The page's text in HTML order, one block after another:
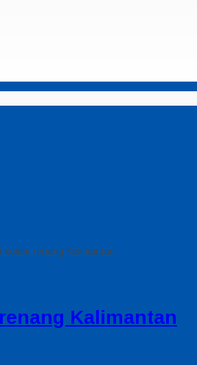
kolam renang Kalimantan
Kalimantan